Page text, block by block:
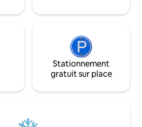
Stationnement
gratuit sur place